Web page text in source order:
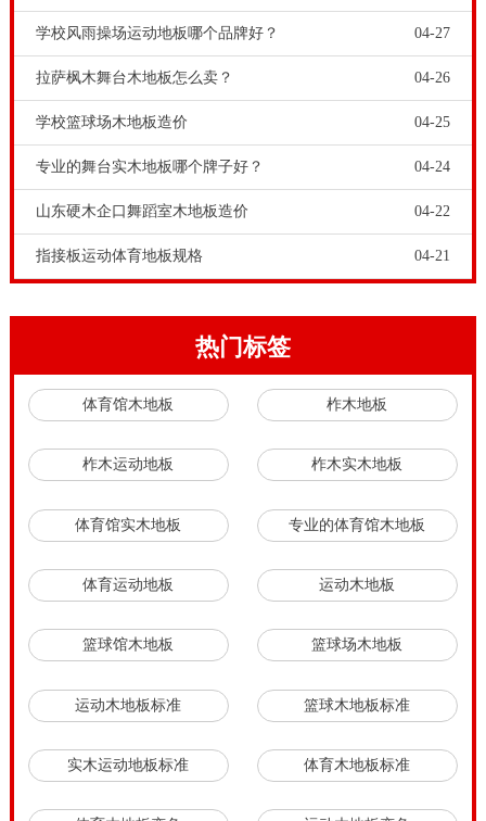
学校风雨操场运动地板哪个品牌好？ 04-27
拉萨枫木舞台木地板怎么卖？ 04-26
学校篮球场木地板造价 04-25
专业的舞台实木地板哪个牌子好？ 04-24
山东硬木企口舞蹈室木地板造价 04-22
指接板运动体育地板规格 04-21
热门标签
体育馆木地板 柞木地板
柞木运动地板 柞木实木地板
体育馆实木地板 专业的体育馆木地板
体育运动地板 运动木地板
篮球馆木地板 篮球场木地板
运动木地板标准 篮球木地板标准
实木运动地板标准 体育木地板标准